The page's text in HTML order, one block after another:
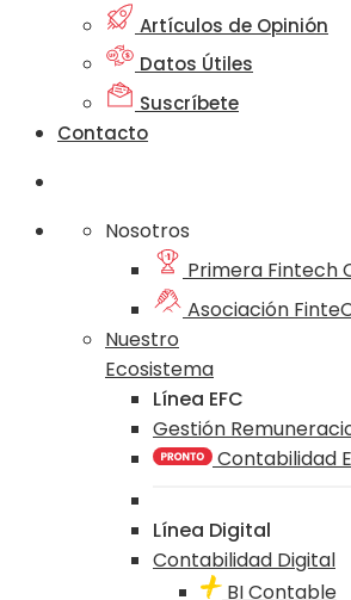
Artículos de Opinión
Datos Útiles
Suscríbete
Contacto
Nosotros
Primera Fintech
Asociación
Nuestro
Ecosistema
Línea EFC
Gestión
Contabilidad
Línea Digital
Contabilidad Digital
BI Contable